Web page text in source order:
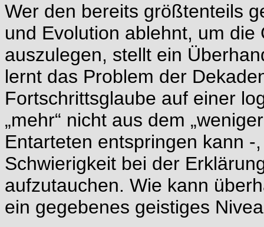
Wer den bereits größtenteils
und Evolution ablehnt, um
auszulegen, stellt ein
lernt das Problem der
Fortschrittsglaube auf einer
„mehr“ nicht aus dem
Entarteten entspringen kann
Schwierigkeit bei der
aufzutauchen. Wie kann
ein gegebenes geistiges